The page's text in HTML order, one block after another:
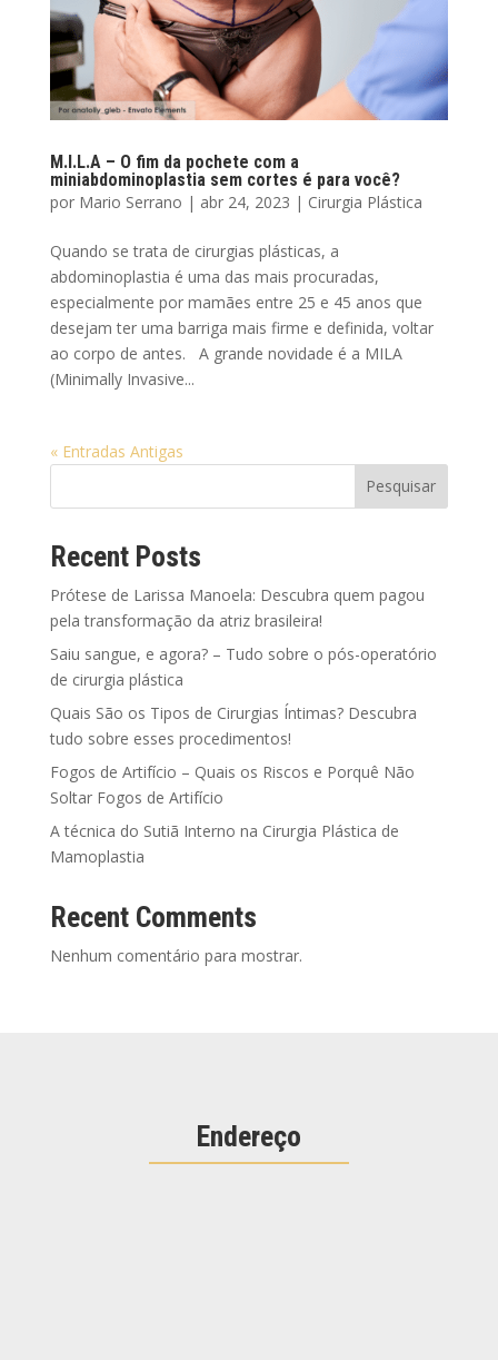
M.I.L.A – O fim da pochete com a
miniabdominoplastia sem cortes é para você?
por Mario Serrano | abr 24, 2023 | Cirurgia Plástica
Quando se trata de cirurgias plásticas, a
abdominoplastia é uma das mais procuradas,
especialmente por mamães entre 25 e 45 anos que
desejam ter uma barriga mais firme e definida, voltar
ao corpo de antes. A grande novidade é a MILA
(Minimally Invasive...
« Entradas Antigas
Pesquisar
Recent Posts
Prótese de Larissa Manoela: Descubra quem pagou
pela transformação da atriz brasileira!
Saiu sangue, e agora? – Tudo sobre o pós-operatório
de cirurgia plástica
Quais São os Tipos de Cirurgias Íntimas? Descubra
tudo sobre esses procedimentos!
Fogos de Artifício – Quais os Riscos e Porquê Não
Soltar Fogos de Artifício
A técnica do Sutiã Interno na Cirurgia Plástica de
Mamoplastia
Recent Comments
Nenhum comentário para mostrar.
Endereço